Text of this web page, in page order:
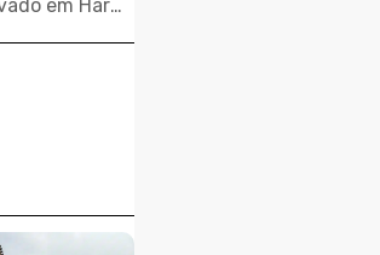
‘Cresci na periferia de São Paulo e fui aprovado em Harvard, Stanford e MIT’